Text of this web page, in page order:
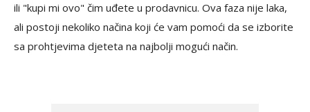
ili "kupi mi ovo" čim uđete u prodavnicu. Ova faza nije laka,
ali postoji nekoliko načina koji će vam pomoći da se izborite
sa prohtjevima djeteta na najbolji mogući način.